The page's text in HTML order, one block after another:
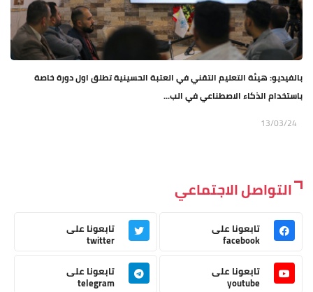
بالفيديو: هيئة التعليم التقني في العتبة الحسينية تطلق اول دورة خاصة
باستخدام الذكاء الاصطناعي في الب...
13/03/24
التواصل الاجتماعي
تابعونا على
facebook
تابعونا على
twitter
تابعونا على
youtube
تابعونا على
telegram